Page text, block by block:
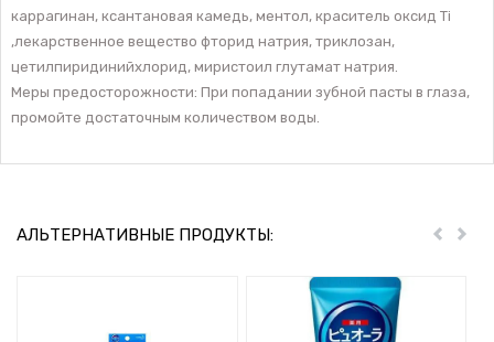
каррагинан, ксантановая камедь, ментол, краситель оксид Ti
,лекарственное вещество фторид натрия, триклозан,
цетилпиридинийхлорид, миристоил глутамат натрия.
Меры предосторожности: При попадании зубной пасты в глаза,
промойте достаточным количеством воды.
АЛЬТЕРНАТИВНЫЕ ПРОДУКТЫ: Пред